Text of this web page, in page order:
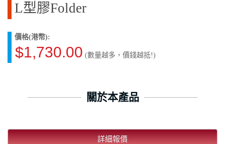
L型膠Folder
價格(港幣):
$1,730.00 (數量越多，價錢越抵!)
關於本產品
詳細報價